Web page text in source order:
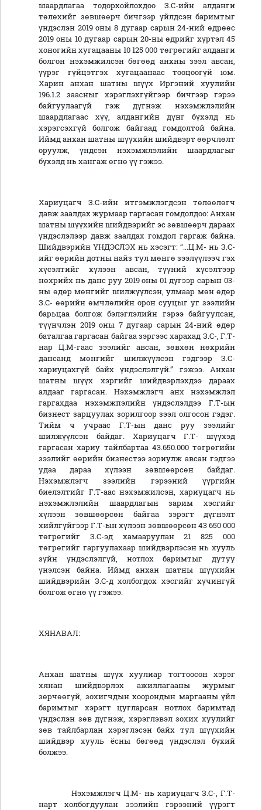
шаардлагаа тодорхойлохдоо З.С-ийн алданги
төлөхийг зөвшөөрч бичгээр үйлдсэн баримтыг
үндэслэн 2019 оны 8 дугаар сарын 24-ний өдрөөс
2019 оны 10 дугаар сарын 20-ны өдрийг хүртэл 45
хоногийн хугацааны 10 125 000 төгрөгийг алданги
болгон нэхэмжилсэн бөгөөд анхны зээл авсан,
үүрэг гүйцэтгэх хугацаанаас тооцоогүй юм.
Харин анхан шатны шүүх Иргэний хуулийн
196.1.2 заасныг хэрэглэхгүйгээр бичгээр гэрээ
байгуулаагүй гэж дүгнэж нэхэмжлэлийн
шаардлагаас хүү, алдангийн дүнг бүхэлд нь
хэрэгсэхгүй болгож байгаад гомдолтой байна.
Иймд анхан шатны шүүхийн шийдвэрт өөрчлөлт
оруулж, үндсэн нэхэмжлэлийн шаардлагыг
бүхэлд нь хангаж өгнө үү гэжээ.
Хариуцагч З.С-ийн итгэмжлэгдсэн төлөөлөгч
давж заалдах журмаар гаргасан гомдолдоо: Анхан
шатны шүүхийн шийдвэрийг эс зөвшөөрч дараах
үндэслэлээр давж заалдах гомдол гаргаж байна.
Шийдвэрийн ҮНДЭСЛЭХ нь хэсэгт: “...Ц.М- нь З.С-
ийг өөрийн дотны найз тул мөнгө зээлүүлээч гэх
хүсэлтийг хүлээн авсан, түүний хүсэлтээр
нөхрийх нь данс руу 2019 оны 01 дүгээр сарын 03-
ны өдөр мөнгийг шилжүүлсэн, улмаар мөн өдөр
З.С- өөрийн өмчлөлийн орон сууцыг уг зээлийн
барьцаа болгож бэлэглэлийн гэрээ байгуулсан,
түүнчлэн 2019 оны 7 дугаар сарын 24-ний өдөр
баталгаа гаргасан байгаа зэргээс харахад З.С-, Г.Т-
нар Ц.М-гаас зээлийг авсан, зөвхөн нөхрийн
дансанд мөнгийг шилжүүлсэн гэдгээр З.С-
хариуцахгүй байх үндэслэлгүй.” гэжээ. Анхан
шатны шүүх хэргийг шийдвэрлэхдээ дараах
алдааг гаргасан. Нэхэмжлэгч анх нэхэмжлэл
гаргахдаа нэхэмжпэлийн үндэслэлдээ Г.Т-ын
бизнест зарцуулах зорилгоор зээл олгосон гэдэг.
Тийм ч учраас Г.Т-ын данс руу зээлийг
шилжүүлсэн байдаг. Хариуцагч Г.Т- шүүхэд
гаргасан хариу тайлбартаа 43.650.000 төгрөгийн
зээлийг өөрийн бизнестээ зориулж авсан гэдгээ
удаа дараа хүлээн зөвшөөрсөн байдаг.
Нэхэмжлэгч зээлийн гэрээний үүргийн
биелэлтийг Г.Т-аас нэхэмжилсэн, хариуцагч нь
нэхэмжлэлийн шаардлагын зарим хэсгийг
хүлээн зөвшөөрсөн байгаа зэрэгт дүгнэлт
хийлгүйгээр Г.Т-ын хүлээн зөвшөөрсөн 43 650 000
төгрөгийг З.С-эд хамааруулан 21 825 000
төгрөгийг гаргуулахаар шийдвэрлэсэн нь хууль
зүйн үндэслэлгүй, нотлох баримтыг дутуу
үнэлсэн байна. Иймд анхан шатны шүүхийн
шийдвэрийн З.С-д холбогдох хэсгийг хүчингүй
болгож өгнө үү гэжээ.
ХЯНАВАЛ:
Анхан шатны шүүх хуулиар тогтоосон хэрэг
хянан шийдвэрлэх ажиллагааны журмыг
зөрчөөгүй, зохигчдын хоорондын маргааны үйл
баримтыг хэрэгт цугларсан нотлох баримтад
үндэслэн зөв дүгнэж, хэрэглэвэл зохих хуулийг
зөв тайлбарлан хэрэглэсэн байх тул шүүхийн
шийдвэр хууль ёсны бөгөөд үндэслэл бүхий
болжээ.
Нэхэмжлэгч Ц.М- нь хариуцагч З.С-, Г.Т-
нарт холбогдуулан зээлийн гэрээний үүрэгт